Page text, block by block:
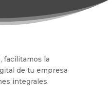
facilitamos la
de tu empresa
integrales.